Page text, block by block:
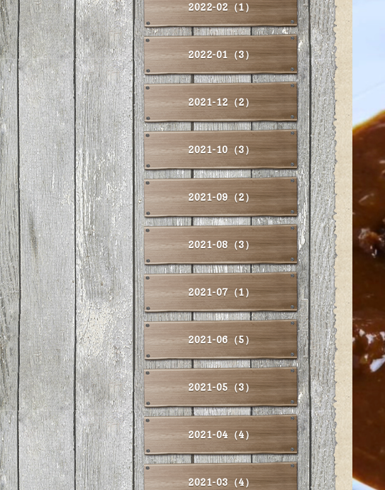
2022-02（1）
2022-01（3）
2021-12（2）
2021-10（3）
2021-09（2）
2021-08（3）
2021-07（1）
2021-06（5）
2021-05（3）
2021-04（4）
2021-03（4）